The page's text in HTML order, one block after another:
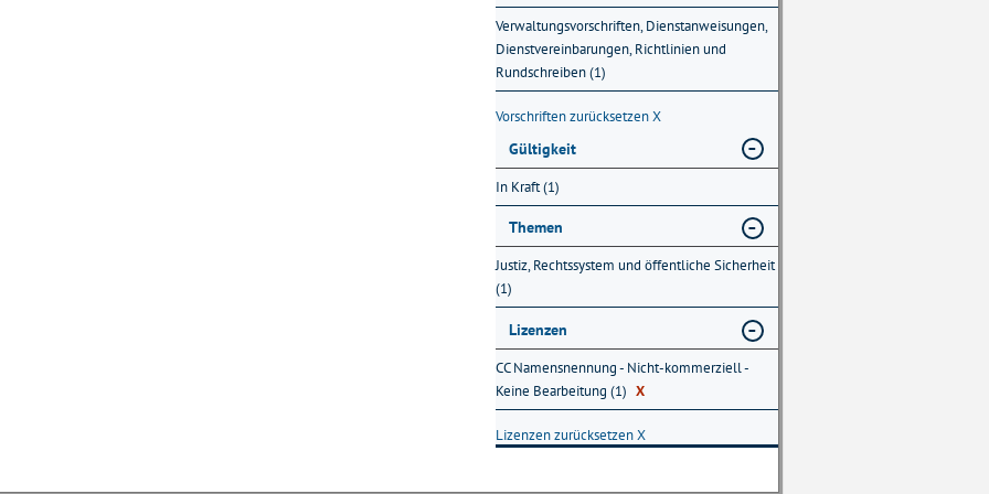
Verwaltungsvorschriften, Dienstanweisungen,
Dienstvereinbarungen, Richtlinien und
Rundschreiben (1)
Vorschriften zurücksetzenX
Gültigkeit
In Kraft (1)
Themen
Justiz, Rechtssystem und öffentliche Sicherheit
(1)
Lizenzen
CC Namensnennung - Nicht-kommerziell -
Keine Bearbeitung (1) X
Lizenzen zurücksetzenX